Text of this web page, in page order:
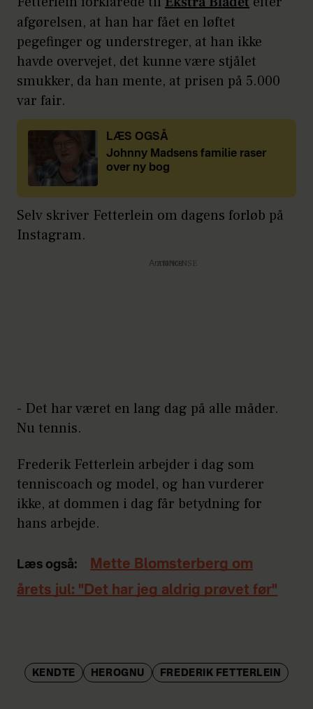
afgørelsen, at han har fået en løftet
pegefinger og understreger, at han ikke
havde overvejet, det kunne være stjålet
smukker, da han mente, at prisen på 5.000
var fair.
LÆS OGSÅ
Johnny Madsens familie raser
over ny bog
Selv skriver Fetterlein om dagens forløb på
Instagram.
Annonce
- Det har været en lang dag på alle måder.
Nu tennis.
Frederik Fetterlein arbejder i dag som
tenniscoach og model, og han vurderer
ikke, at dommen i dag får betydning for
hans arbejde.
Læs også:
Mette Blomsterberg om
årets jul: "Det har jeg aldrig prøvet før"
KENDTE HEROGNU FREDERIK FETTERLEIN